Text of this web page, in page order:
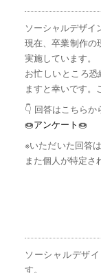
ソーシャルデザイ
現在、卒業制作の
実施しています。
お忙しいところ
ますと幸いです。
👇 回答はこちらか
🍩アンケート🍩
※いただいた回答
また個人が特定さ
ソーシャルデザ
す。